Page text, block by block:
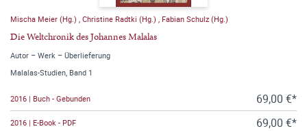
Mischa Meier (Hg.) Christine Radtki (Hg.) Fabian Schulz (Hg.)
Die Weltchronik des Johannes Malalas
Autor – Werk – Überlieferung
Malalas-Studien, Band 1
2016 | Buch - Gebunden 69,00 €*
2016 | E-Book - PDF 69,00 €*